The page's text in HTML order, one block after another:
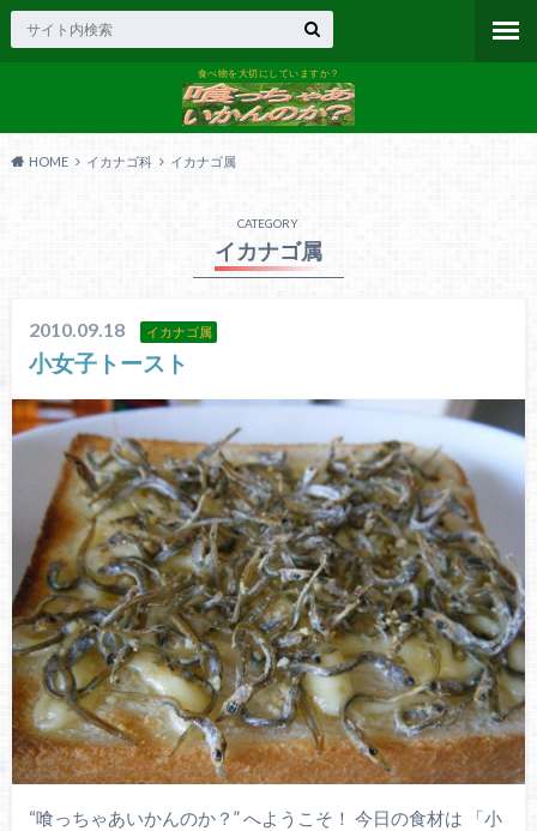
食べ物を大切にしていますか？
HOME イカナゴ科 イカナゴ属
CATEGORY
イカナゴ属
2010.09.18 イカナゴ属
小女子トースト
“喰っちゃあいかんのか？” へようこそ！ 今日の食材は 「小